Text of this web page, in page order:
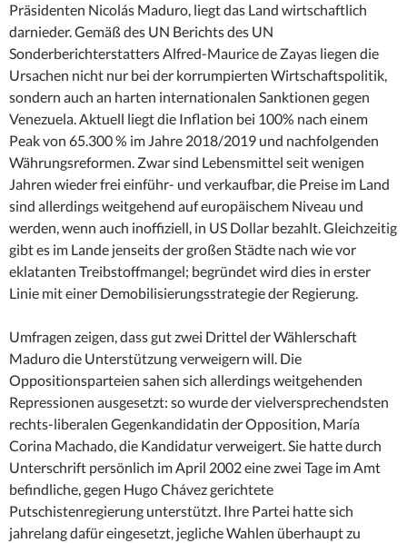
Präsidenten Nicolás Maduro, liegt das Land wirtschaftlich
darnieder. Gemäß des UN Berichts des UN
Sonderberichterstatters Alfred-Maurice de Zayas liegen die
Ursachen nicht nur bei der korrumpierten Wirtschaftspolitik,
sondern auch an harten internationalen Sanktionen gegen
Venezuela. Aktuell liegt die Inflation bei 100% nach einem
Peak von 65.300 % im Jahre 2018/2019 und nachfolgenden
Währungsreformen. Zwar sind Lebensmittel seit wenigen
Jahren wieder frei einführ- und verkaufbar, die Preise im Land
sind allerdings weitgehend auf europäischem Niveau und
werden, wenn auch inoffiziell, in US Dollar bezahlt. Gleichzeitig
gibt es im Lande jenseits der großen Städte nach wie vor
eklatanten Treibstoffmangel; begründet wird dies in erster
Linie mit einer Demobilisierungsstrategie der Regierung.
Umfragen zeigen, dass gut zwei Drittel der Wählerschaft
Maduro die Unterstützung verweigern will. Die
Oppositionsparteien sahen sich allerdings weitgehenden
Repressionen ausgesetzt: so wurde der vielversprechendsten
rechts-liberalen Gegenkandidatin der Opposition, María
Corina Machado, die Kandidatur verweigert. Sie hatte durch
Unterschrift persönlich im April 2002 eine zwei Tage im Amt
befindliche, gegen Hugo Chávez gerichtete
Putschistenregierung unterstützt. Ihre Partei hatte sich
jahrelang dafür eingesetzt, jegliche Wahlen überhaupt zu